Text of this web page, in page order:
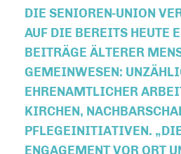
DIE SENIOREN-UNION
AUF DIE BEREITS HEUTE
BEITRÄGE ÄLTERER
GEMEINWESEN:
EHRENAMTLICHER
KIRCHEN,
PFLEGEINITIATIVEN.
ENGAGEMENT VOR ORT